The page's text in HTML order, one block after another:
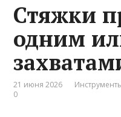
Стяжки
одним
21 июня 2026
0